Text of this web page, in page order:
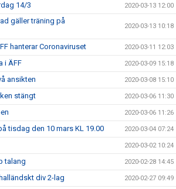
14/3 2020-03-13 12:00
gäller träning på
2020-03-13 10:18
hanterar Coronaviruset 2020-03-11 12:03
i ÄFF 2020-03-09 15:18
ansikten 2020-03-08 15:10
stängt 2020-03-06 11:30
2020-03-06 11:26
tisdag den 10 mars KL 19.00 2020-03-04 07:24
2020-03-02 10:24
talang 2020-02-28 14:45
div 2-lag 2020-02-27 09:49